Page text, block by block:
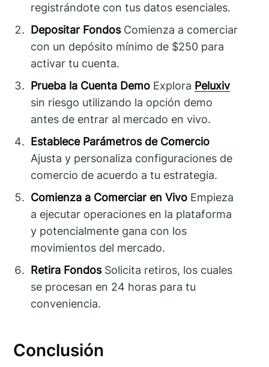
registrándote con tus datos esenciales.
Depositar FondosComienza a comerciar
con un depósito mínimo de $250 para
activar tu cuenta.
Prueba la Cuenta Demo Explora Peluxiv
sin riesgo utilizando la opción demo
antes de entrar al mercado en vivo.
Establece Parámetros de Comercio
Ajusta y personaliza configuraciones de
comercio de acuerdo a tu estrategia.
Comienza a Comerciar en Vivo Empieza
a ejecutar operaciones en la plataforma
y potencialmente gana con los
movimientos del mercado.
Retira FondosSolicita retiros, los cuales
se procesan en 24 horas para tu
conveniencia.
Conclusión